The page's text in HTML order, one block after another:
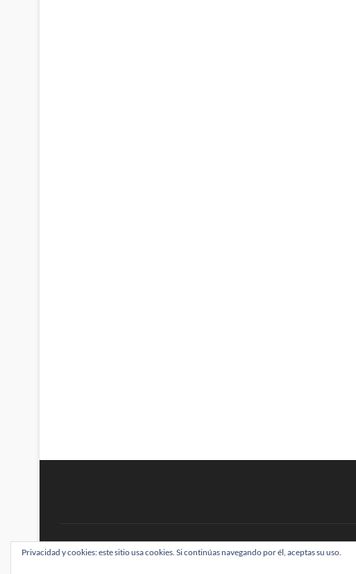
BRAINSTOMPING| Diseñado por:Theme Freesia|WordPress| © Todos los
Privacidad y cookies: este sitio usa cookies. Si continúas navegando por él, aceptas su uso.